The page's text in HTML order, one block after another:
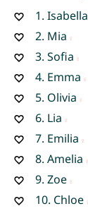
1. Isabella
2. Mia
3. Sofia
4. Emma
5. Olivia
6. Lia
7. Emilia
8. Amelia
9. Zoe
10. Chloe